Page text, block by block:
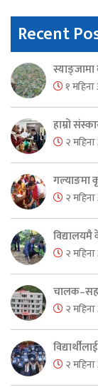
Recent
स्याङ्जामा
१
हाम्रो
२
गल्याङमा
२
विद्यालयमै
२
२
२